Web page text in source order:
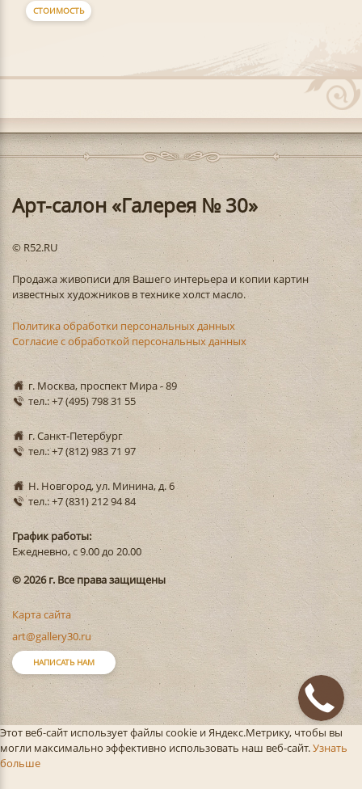
СТОИМОСТЬ
Арт-салон «Галерея № 30»
© R52.RU
Продажа живописи для Вашего интерьера и копии картин
известных художников в технике холст масло.
Политика обработки персональных данных
Согласие с обработкой персональных данных
г. Москва, проспект Мира - 89
тел.: +7 (495) 798 31 55
г. Санкт-Петербург
тел.: +7 (812) 983 71 97
Н. Новгород, ул. Минина, д. 6
тел.: +7 (831) 212 94 84
График работы:
Ежедневно, с 9.00 до 20.00
© 2026 г. Все права защищены
Карта сайта
art@gallery30.ru
НАПИСАТЬ НАМ
Этот веб-сайт использует файлы cookie и Яндекс.Метрику, чтобы вы
могли максимально эффективно использовать наш веб-сайт.Узнать
больше